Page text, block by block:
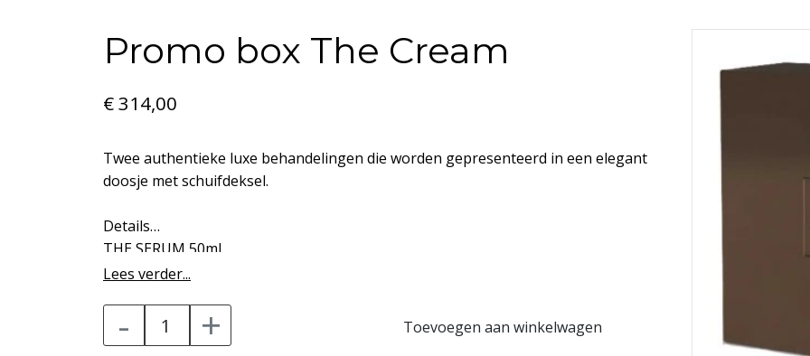
Promo box The Cream
€ 314,00
Twee authentieke luxe behandelingen die worden gepresenteerd in een elegant
doosje met schuifdeksel.
Details
THE SERUM 50ml
• Buitengewoon anti-aging serum dat werkt tegen rimpels, donkere vlekken,
• Op basis van Longevity Guard gecombineerd met LPA, een intelligent actief
ingrediënt dat de huid traint
Lees verder...
- + Toevoegen aan winkelwagen